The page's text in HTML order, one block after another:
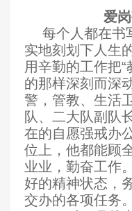
爱
每个人都在书
实地刻划下人生
用辛勤的工作把“
的那样深刻而深
警，管教、 生活
队 、 二大队副队
在的自愿强戒办
位上，他都能顾
业业，勤奋工作
好的精神状态，
交办的各项任务。